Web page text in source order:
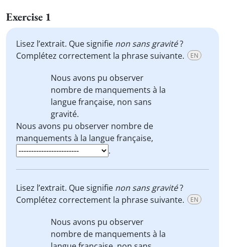
Exercise 1
Lisez l’extrait. Que signifie non sans gravité?
Complétez correctement la phrase suivante.
EN
Nous avons pu observer
nombre de manquements à la
langue française, non sans
gravité.
Nous avons pu observer nombre de
manquements à la langue française,
.
Lisez l’extrait. Que signifie non sans gravité?
Complétez correctement la phrase suivante.
EN
Nous avons pu observer
nombre de manquements à la